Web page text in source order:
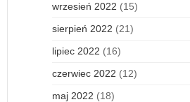
wrzesień 2022 (15)
sierpień 2022 (21)
lipiec 2022 (16)
czerwiec 2022 (12)
maj 2022 (18)